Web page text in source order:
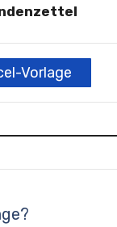
Vorlage